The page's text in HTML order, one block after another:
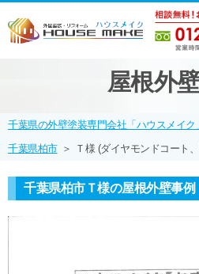
屋根外
千葉県の外壁塗装専門会社「ハウスメイク
千葉県柏市 ＞ Ｔ様 (ダイヤモンドコート
千葉県柏市Ｔ様の屋根外壁事例